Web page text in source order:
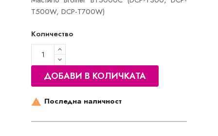
T500W, DCP-T700W)
Количество
ДОБАВИ В КОЛИЧКАТА
 Последна наличност